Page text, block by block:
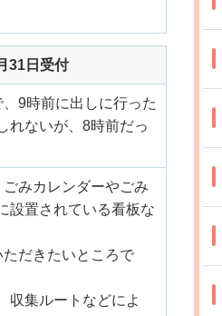
31日受付
9時前に出しに行った
れないが、8時前だっ
みカレンダーやごみ
設置されている看板な
だきたいところで
収集ルートなどによ